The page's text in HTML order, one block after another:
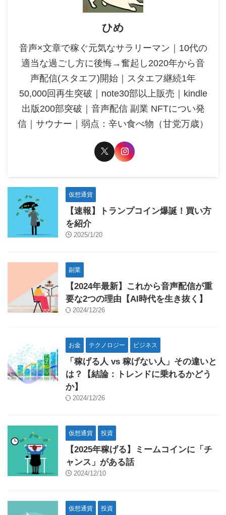
ひめ
音声×文章で稼ぐ元気なサラリーマン｜10代の
適当な過ごし方に後悔→奮起し2020年から音
声配信(スタエフ)開始｜スタエフ継続1年
50,000回再生突破｜note30部以上販売｜kindle
出版200部突破｜音声配信 副業 NFTについ発
信｜サウナー｜弱点：辛い食べ物（甘党万歳）
仮想通貨
【速報】トランプコイン爆誕！買い方
を紹介
2025/1/20
副業
【2024年最新】これから音声配信が重
要な2つの理由【AI時代を生き抜く】
2024/12/26
お金 テクノロジー ビジネス
「稼げる人 vs 稼げない人」その違いと
は？【結論：トレンドに乗れるかどう
か】
2024/12/26
仮想通貨 投資
【2025年稼げる】ミームコインに「チ
ャンス」がある話
2024/12/10
仮想通貨 投資